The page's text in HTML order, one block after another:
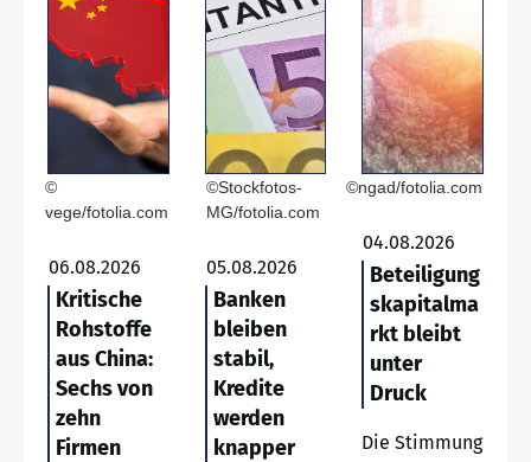
©
vege/fotolia.com
06.08.2026
Kritische
Rohstoffe
aus China:
Sechs von
zehn
Firmen
©Stockfotos-
MG/fotolia.com
05.08.2026
Banken
bleiben
stabil,
Kredite
werden
knapper
©ngad/fotolia.com
04.08.2026
Beteiligung
skapitalma
rkt bleibt
unter
Druck
Die Stimmung